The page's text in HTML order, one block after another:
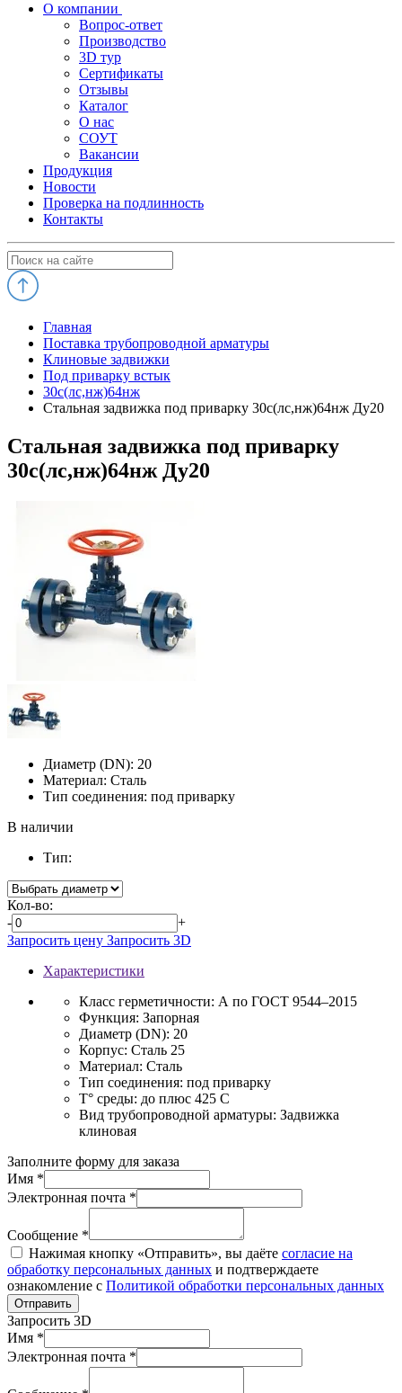
О компании
Вопрос-ответ
Производство
3D тур
Сертификаты
Отзывы
Каталог
О нас
СОУТ
Вакансии
Продукция
Новости
Проверка на подлинность
Контакты
Главная
Поставка трубопроводной арматуры
Клиновые задвижки
Под приварку встык
30с(лс,нж)64нж
Стальная задвижка под приварку 30с(лс,нж)64нж Ду20
Стальная задвижка под приварку
30с(лс,нж)64нж Ду20
Диаметр (DN): 20
Материал: Сталь
Тип соединения: под приварку
В наличии
Тип:
Кол-во:
-
+
Запросить цену Запросить 3D
Характеристики
Класс герметичности: А по ГОСТ 9544–2015
Функция: Запорная
Диаметр (DN): 20
Корпус: Сталь 25
Материал: Сталь
Тип соединения: под приварку
T° среды: до плюс 425 С
Вид трубопроводной арматуры: Задвижка
клиновая
Заполните форму для заказа
Имя *
Электронная почта *
Сообщение *
Нажимая кнопку «Отправить», вы даёте согласие на
обработку персональных данных и подтверждаете
ознакомление с Политикой обработки персональных данных
Отправить
Запросить 3D
Имя *
Электронная почта *